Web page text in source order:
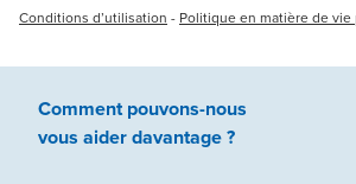
Conditions d’utilisation - Politique en matière de vie
Comment pouvons-nous
vous aiderdavantage ?